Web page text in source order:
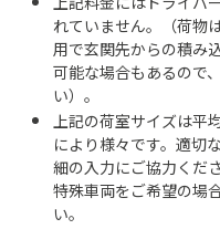
れていません。（荷物
用で玄関先からの積み
可能な場合もあるので
い）。
上記の荷室サイズは平
により様々です。適切
細の入力にご協力くだ
特殊車両をご希望の場
い。